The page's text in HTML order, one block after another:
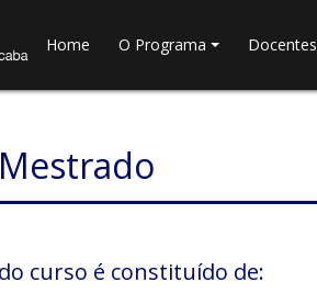
Home O Programa Docentes
curso é constituído de: